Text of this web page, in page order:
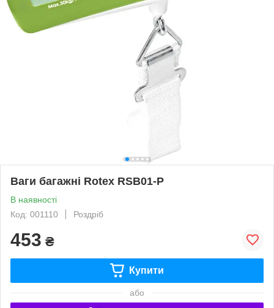
Ваги багажні Rotex RSB01-P
В наявності
Код: 001110
Роздріб
453 ₴
Купити
або